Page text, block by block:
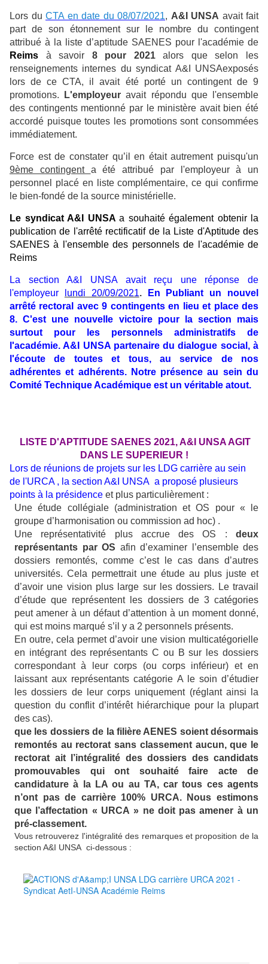
Lors du CTA en date du 08/07/2021, A&I UNSA avait fait
part de son étonnement sur le nombre du contingent
attribué à la liste d’aptitude SAENES pour l'académie de
Reims à savoir 8 pour 2021alors que selon les
renseignements internes du syndicat A&I UNSAexposés
lors de ce CTA, il avait été porté un contingent de 9
promotions.
L'employeur avait répondu que l'ensemble
des contingents mentionné par le ministère avait bien été
accordé puisque toutes les promotions sont consommées
immédiatement.
Force est de constater qu’il en était autrement puisqu'un
9ème contingent a été attribué par l'employeur à un
personnel placé en liste complémentaire, ce qui confirme
le bien-fondé de la source ministérielle.
Le syndicat A&I UNSA a souhaité également obtenir la
publication de l'arrêté rectificatif de la Liste d'Aptitude des
SAENES à l'ensemble des personnels de l'académie de
Reims
La section A&I UNSA avait reçu une réponse de
l'employeur
lundi 20/09/2021.
En Publiant un nouvel
arrêté rectoral avec 9 contingents en lieu et place des
8.C'est une nouvelle victoire pour la section mais
surtout pour les personnels administratifs de
l'académie. A&I UNSA partenaire du dialogue social, à
l'écoute de toutes et tous, au service de nos
adhérentes et adhérents. Notre présence au sein du
Comité Technique Académique est un véritable atout.
LISTE D'APTITUDE SAENES 2021, A&I UNSA AGIT
DANS LE SUPERIEUR !
Lors de réunions de projets sur les LDG carrière au sein
de l'URCA , la section A&I UNSA a proposé plusieurs
points à la présidence et plus particulièrement :
Une étude collégiale (administration et OS pour « le
groupe d’harmonisation ou commission ad hoc) .
Une représentativité plus accrue des OS : deux
représentants par OS afin d’examiner l’ensemble des
dossiers remontés, comme c’est le cas dans d’autres
universités. Cela permettrait une étude au plus juste et
d’avoir une vision plus large sur les dossiers. Le travail
d’étude que représentent les dossiers de 3 catégories
peut amener à un défaut d’attention à un moment donné,
qui est moins marqué s’il y a 2 personnels présents.
En outre, cela permet d’avoir une vision multicatégorielle
en intégrant des représentants C ou B sur les dossiers
correspondant à leur corps (ou corps inférieur) et en
laissant aux représentants catégorie A le soin d’étudier
les dossiers de leur corps uniquement (réglant ainsi la
question du conflit d’intérêt hiérarchique pour la plupart
des cas).
que les dossiers de la filière AENES soient désormais
remontés au rectorat sans classement aucun, que le
rectorat ait l’intégralité des dossiers des candidats
promouvables qui ont souhaité faire acte de
candidature à la LA ou au TA, car tous ces agents
n’ont pas de carrière 100% URCA. Nous estimons
que l’affectation « URCA » ne doit pas amener à un
pré-classement.
Vous retrouverez l'intégralité des remarques et proposition de la
section A&I UNSA ci-dessous :